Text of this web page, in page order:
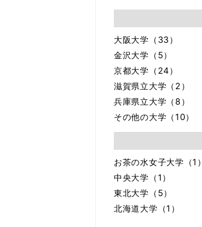
大阪大学（33）
金沢大学（5）
京都大学（24）
滋賀県立大学（2）
兵庫県立大学（8）
その他の大学（10）
お茶の水女子大学（1）
中央大学（1）
東北大学（5）
北海道大学（1）